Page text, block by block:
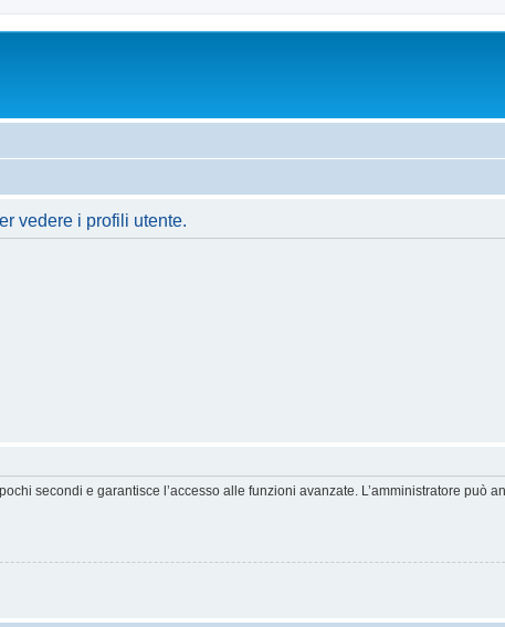
vedere i profili utente.
secondi e garantisce l’accesso alle funzioni avanzate. L’amministratore può